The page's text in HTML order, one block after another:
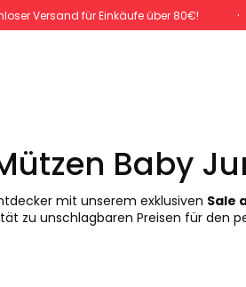
Versand für Einkäufe über 80€!
Baby
mit unserem exklusiven Sale
zu unschlagbaren Preisen für den